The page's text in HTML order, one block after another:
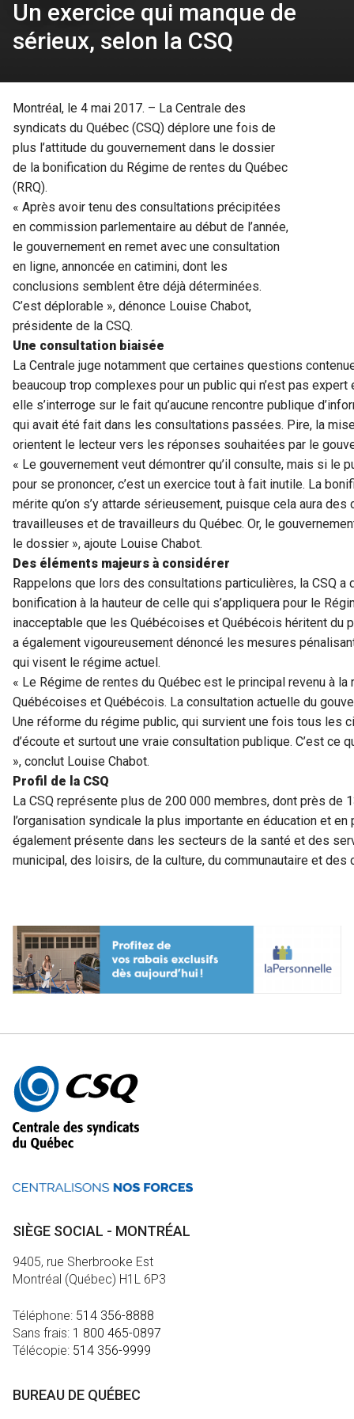
Un exercice qui manque de
sérieux, selon la CSQ
Montréal, le 4 mai 2017. – La Centrale des
syndicats du Québec (CSQ) déplore une fois de
plus l’attitude du gouvernement dans le dossier
de la bonification du Régime de rentes du Québec
(RRQ).
« Après avoir tenu des consultations précipitées
en commission parlementaire au début de l’année,
le gouvernement en remet avec une consultation
en ligne, annoncée en catimini, dont les
conclusions semblent être déjà déterminées.
C’est déplorable », dénonce Louise Chabot,
présidente de la CSQ.
Une consultation biaisée
La Centrale juge notamment que certaines questions
beaucoup trop complexes pour un public qui n’est pas
elle s’interroge sur le fait qu’aucune rencontre publique
qui avait été fait dans les consultations passées. Pire, la
orientent le lecteur vers les réponses souhaitées par le
« Le gouvernement veut démontrer qu’il consulte, mais si le
pour se prononcer, c’est un exercice tout à fait inutile. La
mérite qu’on s’y attarde sérieusement, puisque cela aura
travailleuses et de travailleurs du Québec. Or, le
le dossier », ajoute Louise Chabot.
Des éléments majeurs à considérer
Rappelons que lors des consultations particulières, la CSQ
bonification à la hauteur de celle qui s’appliquera pour le
inacceptable que les Québécoises et Québécois héritent du
a également vigoureusement dénoncé les mesures
qui visent le régime actuel.
« Le Régime de rentes du Québec est le principal revenu à
Québécoises et Québécois. La consultation actuelle du
Une réforme du régime public, qui survient une fois tous les
d’écoute et surtout une vraie consultation publique. C’est ce
», conclut Louise Chabot.
Profil de la CSQ
La CSQ représente plus de 200 000 membres, dont près de
l’organisation syndicale la plus importante en éducation et
également présente dans les secteurs de la santé et des
municipal, des loisirs, de la culture, du communautaire et des
Autres
informations
SIÈGE SOCIAL - MONTRÉAL
9405, rue Sherbrooke Est
Montréal (Québec) H1L 6P3
Téléphone: 514 356-8888
Sans frais: 1 800 465-0897
Télécopie: 514 356-9999
BUREAU DE QUÉBEC